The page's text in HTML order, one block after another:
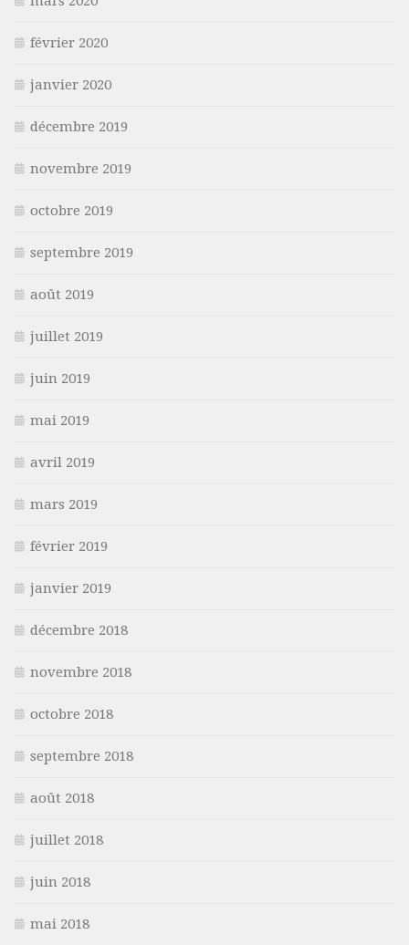
février 2020
janvier 2020
décembre 2019
novembre 2019
octobre 2019
septembre 2019
août 2019
juillet 2019
juin 2019
mai 2019
avril 2019
mars 2019
février 2019
janvier 2019
décembre 2018
novembre 2018
octobre 2018
septembre 2018
août 2018
juillet 2018
juin 2018
mai 2018